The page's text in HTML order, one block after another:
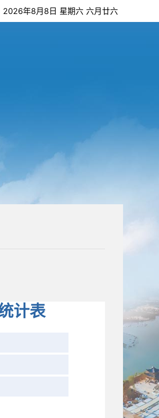
2026年8月8日 星期六 六月廿六
计表